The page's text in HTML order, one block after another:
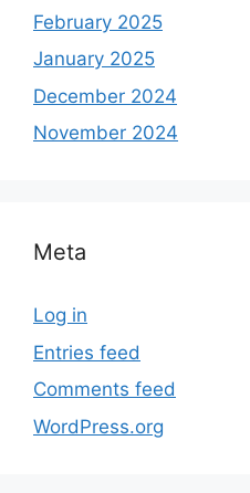
February 2025
January 2025
December 2024
November 2024
Meta
Log in
Entries feed
Comments feed
WordPress.org